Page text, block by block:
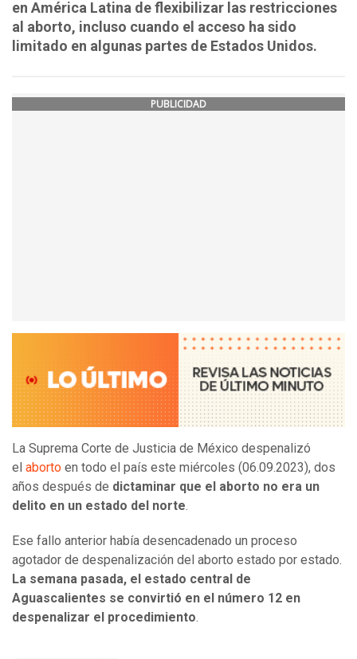
en América Latina de flexibilizar las restricciones
al aborto, incluso cuando el acceso ha sido
limitado en algunas partes de Estados Unidos.
PUBLICIDAD
La Suprema Corte de Justicia de México despenalizó
el aborto en todo el país este miércoles (06.09.2023), dos
años después de dictaminar que el aborto no era un
delito en un estado del norte.
Ese fallo anterior había desencadenado un proceso
agotador de despenalización del aborto estado por estado.
La semana pasada, el estado central de
Aguascalientes se convirtió en el número 12 en
despenalizar el procedimiento.